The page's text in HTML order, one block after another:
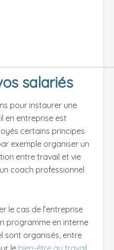
salariés
pour instaurer une
en entreprise est
certains principes
exemple organiser un
entre travail et vie
coach professionnel
le cas de l’entreprise
programme en interne
sont organisés, entre
le bien-être au travail